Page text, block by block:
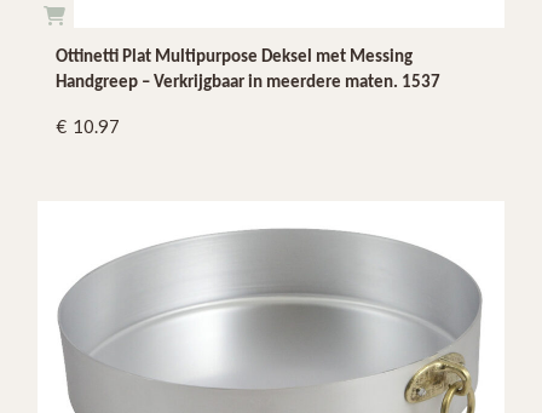
Ottinetti Plat Multipurpose Deksel met Messing
Handgreep – Verkrijgbaar in meerdere maten. 1537
10.97